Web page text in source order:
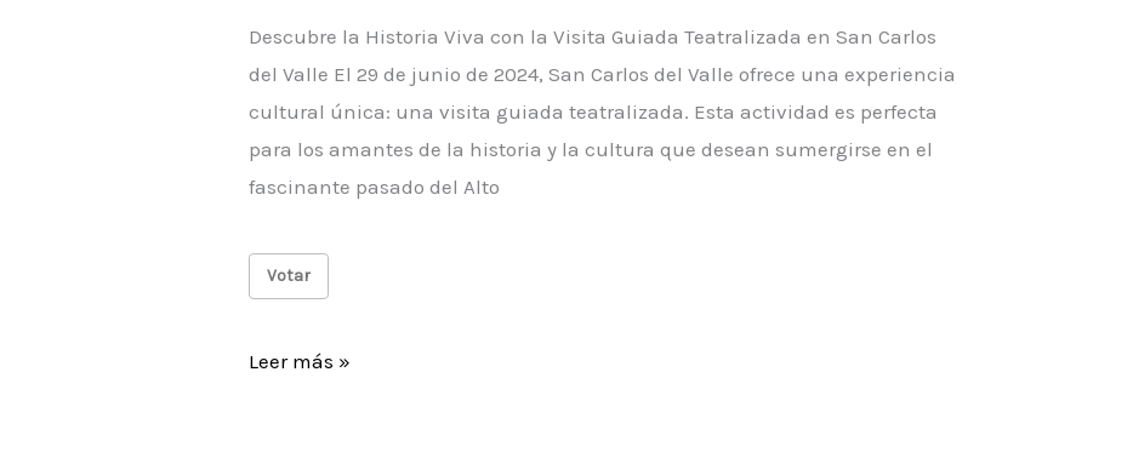
Descubre la Historia Viva con la Visita Guiada Teatralizada en San Carlos
del Valle El 29 de junio de 2024, San Carlos del Valle ofrece una experiencia
cultural única: una visita guiada teatralizada. Esta actividad es perfecta
para los amantes de la historia y la cultura que desean sumergirse en el
fascinante pasado del Alto
Votar
Visita
Leer más »